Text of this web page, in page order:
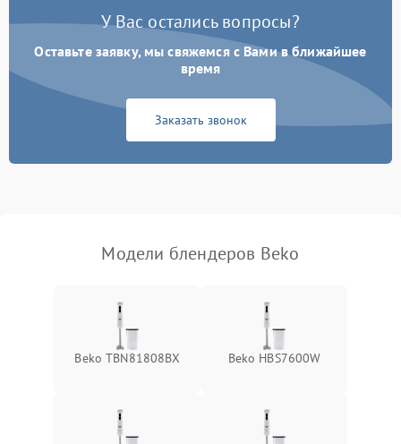
У Вас остались вопросы?
Оставьте заявку, мы свяжемся с Вами в ближайшее
время
Заказать звонок
Модели блендеров Beko
Beko TBN81808BX Beko HBS7600W